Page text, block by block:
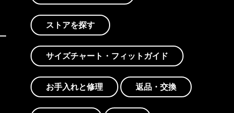
ストアを探す
サイズチャート・フィットガイド
お手入れと修理 返品・交換